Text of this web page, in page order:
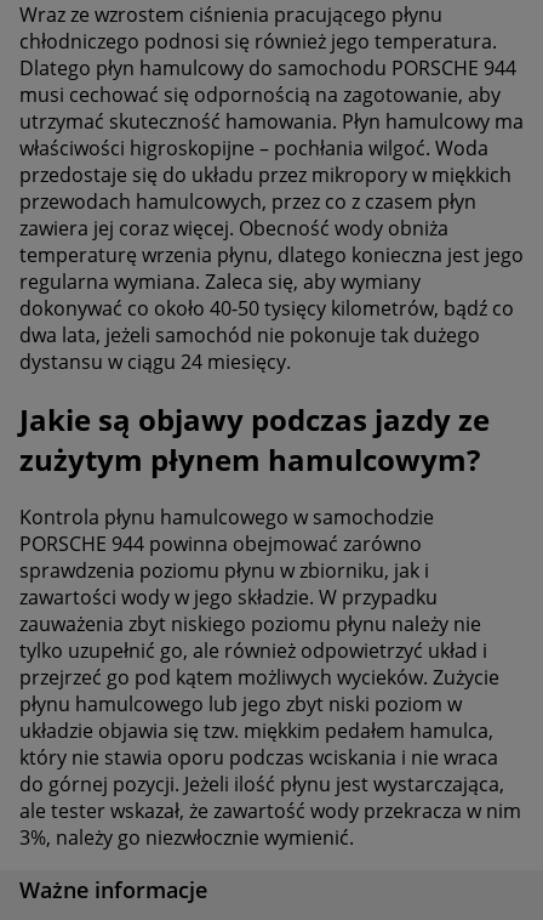
Wraz ze wzrostem ciśnienia pracującego płynu
chłodniczego podnosi się również jego temperatura.
Dlatego płyn hamulcowy do samochodu PORSCHE 944
musi cechować się odpornością na zagotowanie, aby
utrzymać skuteczność hamowania. Płyn hamulcowy ma
właściwości higroskopijne – pochłania wilgoć. Woda
przedostaje się do układu przez mikropory w miękkich
przewodach hamulcowych, przez co z czasem płyn
zawiera jej coraz więcej. Obecność wody obniża
temperaturę wrzenia płynu, dlatego konieczna jest jego
regularna wymiana. Zaleca się, aby wymiany
dokonywać co około 40-50 tysięcy kilometrów, bądź co
dwa lata, jeżeli samochód nie pokonuje tak dużego
dystansu w ciągu 24 miesięcy.
Jakie są objawy podczas jazdy ze
zużytym płynem hamulcowym?
Kontrola płynu hamulcowego w samochodzie
PORSCHE 944 powinna obejmować zarówno
sprawdzenia poziomu płynu w zbiorniku, jak i
zawartości wody w jego składzie. W przypadku
zauważenia zbyt niskiego poziomu płynu należy nie
tylko uzupełnić go, ale również odpowietrzyć układ i
przejrzeć go pod kątem możliwych wycieków. Zużycie
płynu hamulcowego lub jego zbyt niski poziom w
układzie objawia się tzw. miękkim pedałem hamulca,
który nie stawia oporu podczas wciskania i nie wraca
do górnej pozycji. Jeżeli ilość płynu jest wystarczająca,
ale tester wskazał, że zawartość wody przekracza w nim
3%, należy go niezwłocznie wymienić.
Ważne informacje